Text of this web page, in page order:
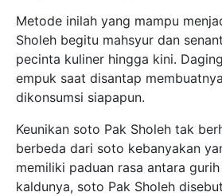
Metode inilah yang mampu
Sholeh begitu mahsyur dan
pecinta kuliner hingga kini.
empuk saat disantap
dikonsumsi siapapun.
Keunikan soto Pak Sholeh tak
berbeda dari soto kebanyakan
memiliki paduan rasa antara
kaldunya, soto Pak Sholeh